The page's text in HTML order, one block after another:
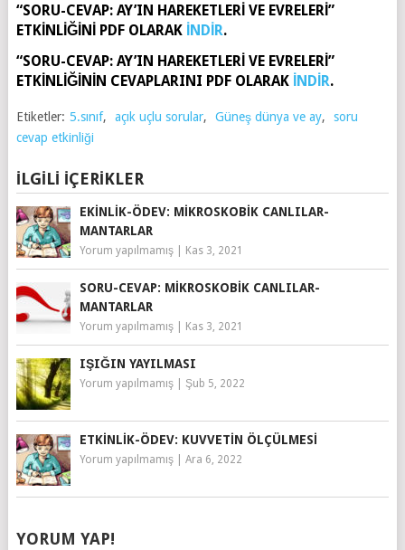
“SORU-CEVAP: AY’IN HAREKETLERİ VE EVRELERİ”
ETKİNLİĞİNİ PDF OLARAK İNDİR.
“SORU-CEVAP: AY’IN HAREKETLERİ VE EVRELERİ”
ETKİNLİĞİNİN CEVAPLARINI PDF OLARAK İNDİR.
Etiketler: 5.sınıf, açık uçlu sorular, Güneş dünya ve ay,
soru
cevap etkinliği
İLGILI İÇERIKLER
EKINLIK-ÖDEV: MIKROSKOBIK CANLILAR-
MANTARLAR
Yorum yapılmamış| Kas 3, 2021
SORU-CEVAP: MIKROSKOBIK CANLILAR-
MANTARLAR
Yorum yapılmamış| Kas 3, 2021
IŞIĞIN YAYILMASI
Yorum yapılmamış| Şub 5, 2022
ETKINLIK-ÖDEV: KUVVETIN ÖLÇÜLMESI
Yorum yapılmamış| Ara 6, 2022
YORUM YAP!